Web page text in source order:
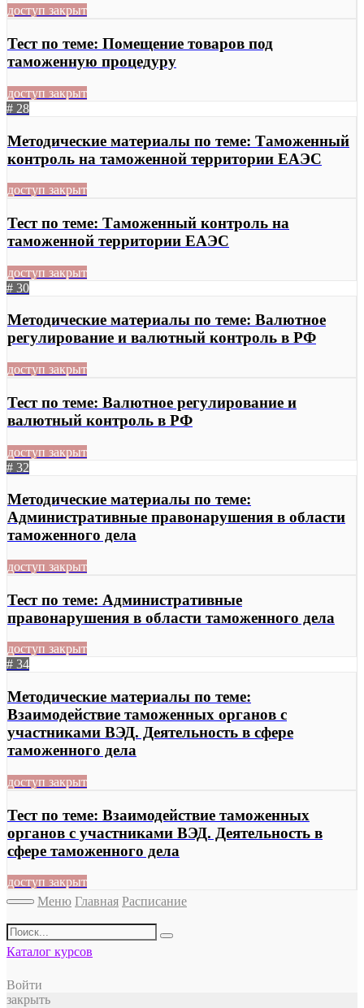
доступ закрыт
Тест по теме: Помещение товаров под
таможенную процедуру
доступ закрыт
# 28
Методические материалы по теме: Таможенный
контроль на таможенной территории ЕАЭС
доступ закрыт
Тест по теме: Таможенный контроль на
таможенной территории ЕАЭС
доступ закрыт
# 30
Методические материалы по теме: Валютное
регулирование и валютный контроль в РФ
доступ закрыт
Тест по теме: Валютное регулирование и
валютный контроль в РФ
доступ закрыт
# 32
Методические материалы по теме:
Административные правонарушения в области
таможенного дела
доступ закрыт
Тест по теме: Административные
правонарушения в области таможенного дела
доступ закрыт
# 34
Методические материалы по теме:
Взаимодействие таможенных органов с
участниками ВЭД. Деятельность в сфере
таможенного дела
доступ закрыт
Тест по теме: Взаимодействие таможенных
органов с участниками ВЭД. Деятельность в
сфере таможенного дела
доступ закрыт
Меню Главная Расписание
Каталог курсов
Войти
закрыть